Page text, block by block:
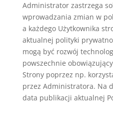
Administrator zastrzega
wprowadzania zmian w
a każdego Użytkownika
aktualnej polityki
mogą być rozwój
powszechnie
Strony poprzez np.
przez Administratora. Na
data publikacji aktualnej